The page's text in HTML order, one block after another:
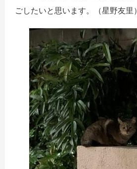
ごしたいと思います。（星野友里）